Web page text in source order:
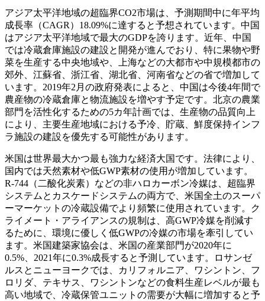
アジア太平洋地域の超臨界CO2市場は、予測期間中に年平均
成長率（CAGR）18.09%に達すると予想されています。中国
はアジア太平洋地域で最大のGDPを誇ります。近年、中国
では冷蔵倉庫施設の建設と開発が進んでおり、特に果物や野
菜を生産する中央地域や、上海などの大都市や中規模都市の
郊外、江蘇省、浙江省、湖北省、河南省などの省で増加して
います。2019年2月の政府発表によると、中国は今後4年間で
農産物の冷蔵倉庫と物流施設を増やす予定です。北京の農業
部門を活性化するための5カ年計画では、生産物の品質向上
により、主要生産地域における予冷、貯蔵、鮮度保持インフ
ラ施設の建設を優先する可能性があります。
米国は世界最大かつ最も強力な経済大国です。法律により、
国内では天然素材や低GWP素材の使用が増加しています。
R-744（二酸化炭素）などの非ハロカーボン冷媒は、超臨界
システムとカスケードシステムの両方で、米国全土のスーパ
ーマーケットの冷蔵設備でより頻繁に使用されています。ク
ライメート・アライアンスの規制は、高GWP冷媒を削減す
るために、環境に優しく低GWPの冷媒の市場を牽引してい
ます。米国建築家協会は、米国の産業部門が2020年に
0.5%、2021年に0.3%成長すると予測しています。ロサンゼ
ルスとニューヨークでは、カリフォルニア、ワシントン、フ
ロリダ、テキサス、ワシントンなどの食料生産レベルが最も
高い地域で、冷蔵保管ユニットの需要が大幅に増加すると予